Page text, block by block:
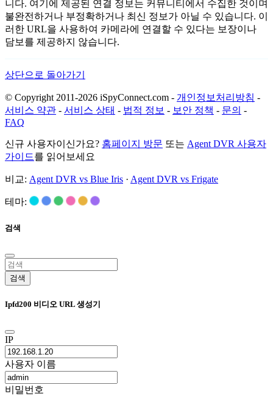
니다. 여기에 제공된 연결 정보는 커뮤니티에서 수집한 것이며
불완전하거나 부정확하거나 최신 정보가 아닐 수 있습니다. 이
러한 URL을 사용하여 카메라에 연결할 수 있다는 보장이나
담보를 제공하지 않습니다.
상단으로 돌아가기
© Copyright 2011-2026 iSpyConnect.com - 개인정보처리방침 -
서비스 약관 - 서비스 상태 - 법적 정보 - 보안 정책 - 문의 -
FAQ
신규 사용자이신가요? 홈페이지 방문 또는 Agent DVR 사용자
가이드를 읽어보세요
비교: Agent DVR vs Blue Iris · Agent DVR vs Frigate
테마:
검색
검색
Ipfd200 비디오 URL 생성기
IP
사용자 이름
비밀번호